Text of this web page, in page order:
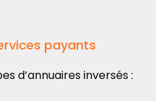
payants
d’annuaires inversés :